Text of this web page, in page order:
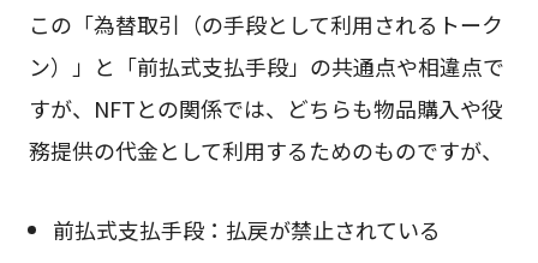
この「為替取引（の手段として利用されるトーク
ン）」と「前払式支払手段」の共通点や相違点で
すが、NFTとの関係では、どちらも物品購入や役
務提供の代金として利用するためのものですが、
前払式支払手段：払戻が禁止されている